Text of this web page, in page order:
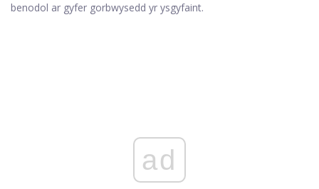
benodol ar gyfer gorbwysedd yr ysgyfaint.
ad